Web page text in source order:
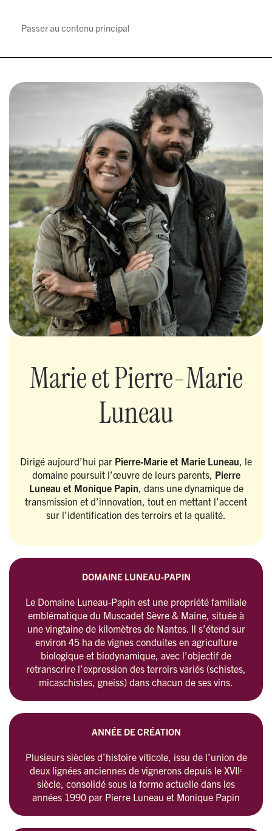
Passer au contenu principal
Marie et Pierre-Marie
Luneau
Dirigé aujourd’hui par Pierre-Marie et Marie Luneau, le
domaine poursuit l’œuvre de leurs parents, Pierre
Luneau et Monique Papin, dans une dynamique de
transmission et d’innovation, tout en mettant l’accent
sur l’identification des terroirs et la qualité.
DOMAINE LUNEAU-PAPIN
Le Domaine Luneau-Papin est une propriété familiale
emblématique du Muscadet Sèvre & Maine, située à
une vingtaine de kilomètres de Nantes. Il s’étend sur
environ 45 ha de vignes conduites en agriculture
biologique et biodynamique, avec l’objectif de
retranscrire l’expression des terroirs variés (schistes,
micaschistes, gneiss) dans chacun de ses vins.
ANNÉE DE CRÉATION
Plusieurs siècles d’histoire viticole, issu de l’union de
deux lignées anciennes de vignerons depuis le XVIIᵉ
siècle, consolidé sous la forme actuelle dans les
années 1990 par Pierre Luneau et Monique Papin